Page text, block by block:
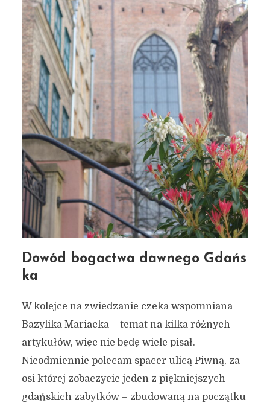
Dowód bogactwa dawnego Gdańs
ka
W kolejce na zwiedzanie czeka wspomniana
Bazylika Mariacka – temat na kilka różnych
artykułów, więc nie będę wiele pisał.
Nieodmiennie polecam spacer ulicą Piwną, za
osi której zobaczycie jeden z piękniejszych
gdańskich zabytków – zbudowaną na początku